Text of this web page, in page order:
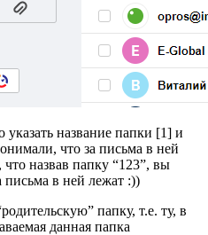
название папки [1] и
что за письма в ней
назвав папку “123”, вы
письма в ней лежат :))
папку, т.е. ту, в
данная папка